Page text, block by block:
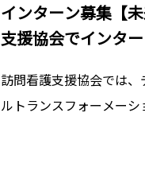
インターン募集【
支援協会でインタ
訪問看護支援協会では
ルトランスフォーメー